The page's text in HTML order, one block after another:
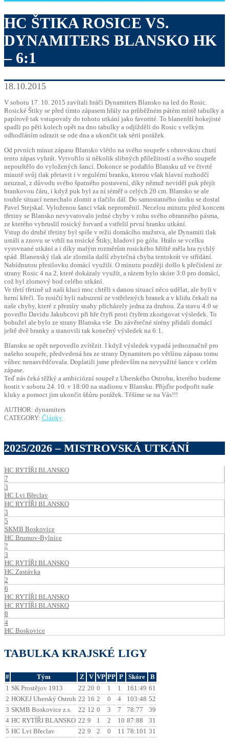
HC ŠTIKA ROSICE VS.
DYNAMITERS BLANSKO HK
– 6:1
18.10.2015
V sobotu 17. 10. 2015 zavítali hráči Dynamiters Blansko na led do Rosic.
Rosické Štiky se před tímto zápasem hřály na průběžném pátém místě tabulky a
papírově tak vstupovaly do tohoto utkání jako favorité. To blanenští hokejisté
spadli po pěti kolech opět na dno tabulky a odjížděli do Rosic s velkým
odhodláním odrazit se ode dna a ukončit tak sérii porážek.
Od prvních minut zápasu Blansko vlétlo na svého soupeře s obrovskou chutí
tento zápas vyhrát. Vytvořilo si několik slibných příležitostí a svého soupeře
nepouštělo do vyložených šancí. Dokonce se podařilo Blansku už ve čtvrté
minutě svůj tlak přetavit i v regulérní branku, kterou však hlavní rozhodčí
neuznal, z důvodu svého špatného postavení, díky němuž neviděl puk přejít
brankovou čáru, i když puk byl za ní téměř o celých 20 cm. Blansko se ale
touhle situací nenechalo zlomit a tlačilo dál. Do samostatného úniku se dostal
Pavel Stejskal. Vyloženou šanci však neproměnil. Necelou minutu před koncem
třetiny se Blansko nevyvarovalo jedné chyby v rohu svého obranného pásma,
ze kterého vybruslil rosický forvard a vstřelil první branku utkání.
Vstup do druhé třetiny byl spíše v režii domácího mužstva, ale Dynamiti tlak
ustáli a znovu se vrhli na rosické Štiky, hladoví po gólu. Hrálo se vcelku
vyrovnané utkání a i díky malým rozměrům rosického hřiště měla hra rychlý
spád. Blanenský tlak ale zlomila další zbytečná chyba tentokrát ve střídání.
Nabídnutou přesilovku domácí využili. O minutu později došlo k přečíslení ze
strany Rosic 4 na 2, které dokázaly využít, a rázem bylo skóre 3:0 pro domácí,
což byl zlomový bod celého utkání.
Ve třetí třetině už naši kluci moc chtěli s danou situací něco udělat, ale byli v
herní křeči. To rosičtí byli nabuzení ze vstřelených branek a v klidu čekali na
naše chyby, které z přemíry snahy přicházely jedna za druhou. Za stavu 4:0 se
povedlo Davidu Jakubcovi při hře čtyři proti čtyřem zkorigovat výsledek. To
bohužel ale bylo ze strany Blanska vše. Do závěrečné sirény přidali domácí
ještě dvě branky a stanovili tak konečný výsledek na 6:1.
Blansku se opět nepovedlo zvítězit. I když výsledek vypadá jednoznačně pro
našeho soupeře, předvedená hra ze strany Dynamiters po většinu zápasu tomu
vůbec nenasvědčovala. Doplatili jsme především na nevyužité šance v celém
zápase.
Teď nás čeká těžký a ambiciózní soupeř z Uherského Ostrohu, kterého budeme
hostit v sobotu 24. 10. v 18:00 na stadionu v Blansku. Přijďte podpořit naše
kluky a pomoct jim ukončit šňůru porážek. Těšíme se na Vás!!!
AUTHOR: dynamiters
CATEGORY: Články
2025/2026 – MISTROVSKÁ UTKÁNÍ
HC RYTÍŘI BLANSKO
7
3
HC Lvi Břeclav
HC RYTÍŘI BLANSKO
3
5
SKMB Boskovice
HC Brumov-Bylnice
7
3
HC RYTÍŘI BLANSKO
HC Zastávka
2
6
HC RYTÍŘI BLANSKO
HC RYTÍŘI BLANSKO
8
4
HC Boskovice
TABULKA KRAJSKÉ LIGY
# Tým Z V VP PP P Skóre
B
1 SK Prostějov 1913 22 20 0 1 1 161:49 61
2 HOKEJ Uherský Ostroh 22 16 2 0 4 103:48 52
3 SKMB Boskovice z.s. 22 12 0 3 7 78:77
39
4 HC RYTÍŘI BLANSKO 22 9 1 2 10 87:88
31
5 HC Lvi Břeclav 22 9 2 0 11 78:101 31